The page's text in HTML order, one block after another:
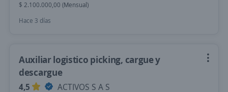
$ 2.100.000,00 (Mensual)
Hace 3 días
Auxiliar logistico picking, cargue y
descargue
4,5
ACTIVOS S A S